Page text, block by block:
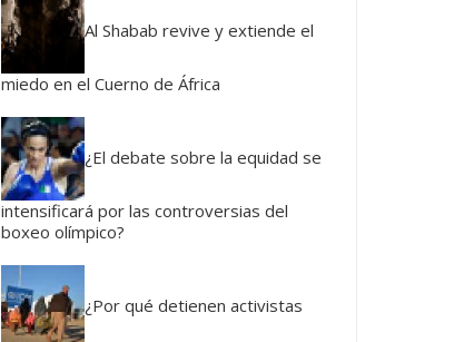
Al Shabab revive y extiende el
miedo en el Cuerno de África
¿El debate sobre la equidad se
intensificará por las controversias del
boxeo olímpico?
¿Por qué detienen activistas